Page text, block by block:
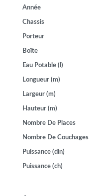
Année
Chassis
Porteur
Boîte
Eau Potable (l)
Longueur (m)
Largeur (m)
Hauteur (m)
Nombre De Places
Nombre De Couchages
Puissance (din)
Puissance (ch)